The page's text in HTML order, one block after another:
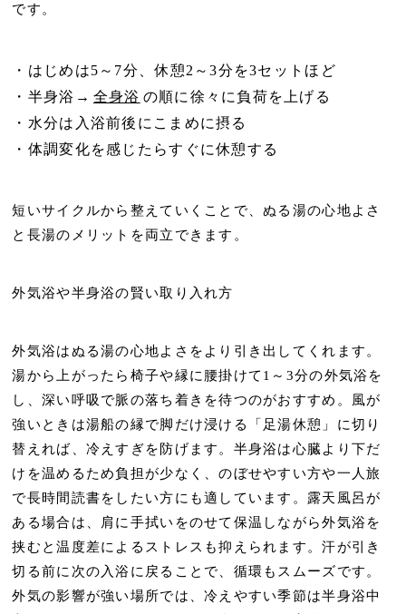
です。
はじめは5～7分、休憩2～3分 を3セットほど
半身浴→ 全身浴 の順に徐々に負荷を上げる
水分は入浴前後にこまめに摂る
体調変化を感じたらすぐに休憩する
短いサイクルから整えていくことで、ぬる湯の心地よさ
と長湯のメリットを両立できます。
外気浴や半身浴の賢い取り入れ方
外気浴はぬる湯の心地よさをより引き出してくれます。
湯から上がったら 椅子や縁に腰掛けて1～3分の外気浴を
し、深い呼吸で脈の落ち着きを待つのがおすすめ。風が
強いときは湯船の縁で脚だけ浸ける「足湯休憩」に切り
替えれば、冷えすぎを防げます。 半身浴は心臓より下だ
けを温める ため負担が少なく、のぼせやすい方や一人旅
で長時間読書をしたい方にも適しています。露天風呂が
ある場合は、肩に手拭いをのせて保温しながら外気浴を
挟むと温度差によるストレスも抑えられます。汗が引き
切る前に次の入浴に戻る ことで、循環もスムーズです。
外気の影響が強い場所では、冷えやすい季節は半身浴中